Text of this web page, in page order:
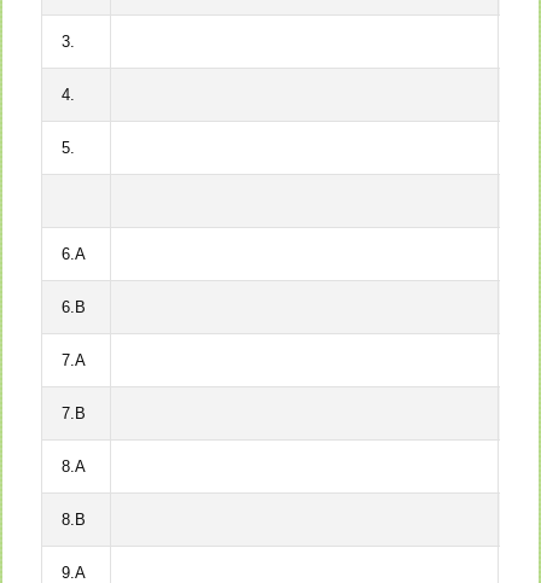
3.
4.
5.
6.A
6.B
7.A
7.B
8.A
8.B
9.A